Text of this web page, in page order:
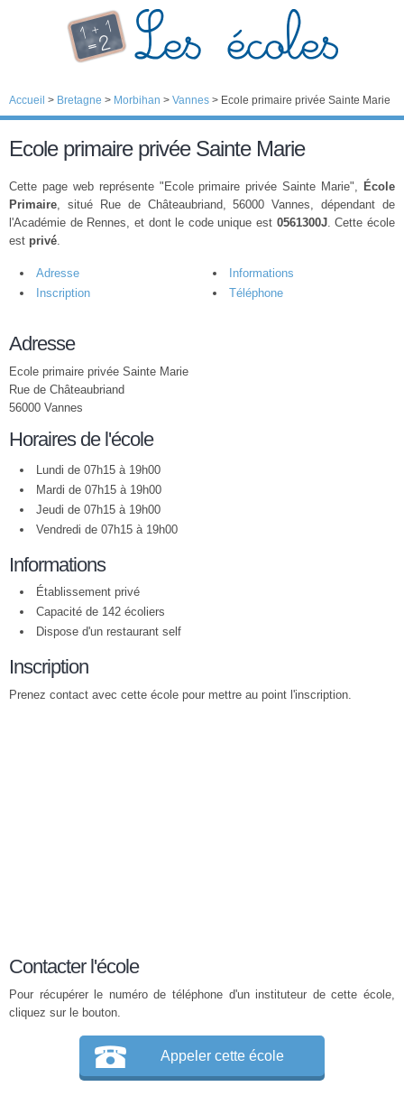
Accueil > Bretagne > Morbihan > Vannes > Ecole primaire privée Sainte Marie
Ecole primaire privée Sainte Marie
Cette page web représente "Ecole primaire privée Sainte Marie", École
Primaire, situé Rue de Châteaubriand, 56000 Vannes, dépendant de
l'Académie de Rennes, et dont le code unique est 0561300J. Cette école
est privé.
Adresse
Informations
Inscription
Téléphone
Adresse
Ecole primaire privée Sainte Marie
Rue de Châteaubriand
56000 Vannes
Horaires de l'école
Lundi de 07h15 à 19h00
Mardi de 07h15 à 19h00
Jeudi de 07h15 à 19h00
Vendredi de 07h15 à 19h00
Informations
Établissement privé
Capacité de 142 écoliers
Dispose d'un restaurant self
Inscription
Prenez contact avec cette école pour mettre au point l'inscription.
Contacter l'école
Pour récupérer le numéro de téléphone d'un instituteur de cette école,
cliquez sur le bouton.
Appeler cette école